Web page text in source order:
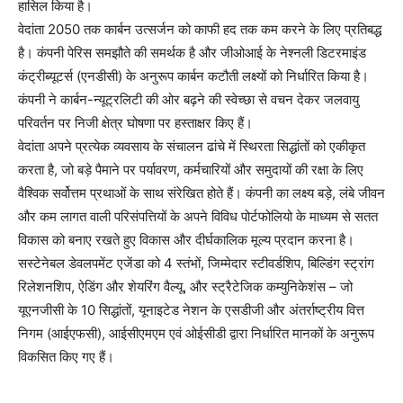
हासिल किया है।
वेदांता 2050 तक कार्बन उत्सर्जन को काफी हद तक कम करने के लिए प्रतिबद्ध
है। कंपनी पेरिस समझौते की समर्थक है और जीओआई के नेश्नली डिटरमाइंड
कंट्रीब्यूटर्स (एनडीसी) के अनुरूप कार्बन कटौती लक्ष्यों को निर्धारित किया है।
कंपनी ने कार्बन-न्यूट्रलिटी की ओर बढ़ने की स्वेच्छा से वचन देकर जलवायु
परिवर्तन पर निजी क्षेत्र घोषणा पर हस्ताक्षर किए हैं।
वेदांता अपने प्रत्येक व्यवसाय के संचालन ढांचे में स्थिरता सिद्धांतों को एकीकृत
करता है, जो बड़े पैमाने पर पर्यावरण, कर्मचारियों और समुदायों की रक्षा के लिए
वैश्विक सर्वोत्तम प्रथाओं के साथ संरेखित होते हैं। कंपनी का लक्ष्य बड़े, लंबे जीवन
और कम लागत वाली परिसंपत्तियों के अपने विविध पोर्टफोलियो के माध्यम से सतत
विकास को बनाए रखते हुए विकास और दीर्घकालिक मूल्य प्रदान करना है।
सस्टेनेबल डेवलपमेंट एजेंडा को 4 स्तंभों, जिम्मेदार स्टीवर्डशिप, बिल्डिंग स्ट्रांग
रिलेशनशिप, ऐडिंग और शेयरिंग वैल्यू, और स्ट्रैटेजिक कम्युनिकेशंस – जो
यूएनजीसी के 10 सिद्धांतों, यूनाइटेड नेशन के एसडीजी और अंतर्राष्ट्रीय वित्त
निगम (आईएफसी), आईसीएमएम एवं ओईसीडी द्वारा निर्धारित मानकों के अनुरूप
विकसित किए गए हैं।